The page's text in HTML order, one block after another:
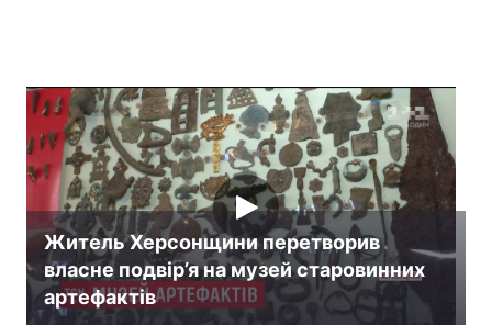
Житель Херсонщини перетворив
власне подвір’я на музей старовинних
артефактів